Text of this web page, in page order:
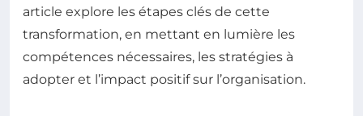
article explore les étapes clés de cette
transformation, en mettant en lumière les
compétences nécessaires, les stratégies à
adopter et l’impact positif sur l’organisation.